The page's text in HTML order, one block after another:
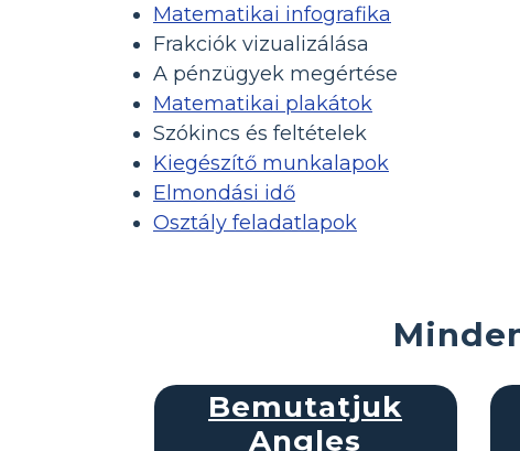
Matematikai infografika
Frakciók vizualizálása
A pénzügyek megértése
Matematikai plakátok
Szókincs és feltételek
Kiegészítő munkalapok
Elmondási idő
Osztály feladatlapok
Bemutatjuk
Angles